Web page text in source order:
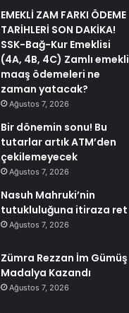
EMEKLİ ZAM FARKI ÖDEME
TARİHLERİ SON DAKİKA!
SSK-Bağ-Kur Emeklisi
(4A, 4B, 4C) Zamlı emekli
maaş ödemeleri ne
zaman yatacak?
Ağustos 7, 2026
Bir dönemin sonu! Bu
tutarlar artık ATM’den
çekilemeyecek
Ağustos 7, 2026
Nasuh Mahruki’nin
tutukluluğuna itiraza ret
Ağustos 7, 2026
Zümra Rezzan İm Gümüş
Madalya Kazandı
Ağustos 7, 2026